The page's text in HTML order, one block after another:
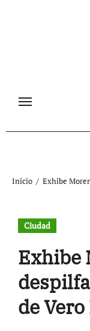
Inicio Exhibe
Ciudad
Exhibe
de